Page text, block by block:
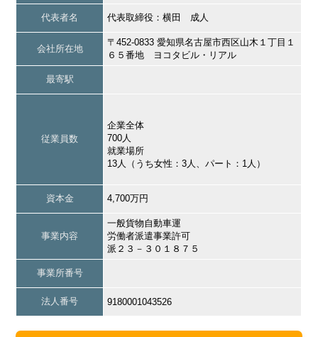
代表者名 代表取締役：横田 成人
会社所在地
〒452-0833 愛知県名古屋市西区山木１丁目１
６５番地 ヨコタビル・リアル
最寄駅
従業員数
企業全体
700人
就業場所
13人（うち女性：3人、パート：1人）
資本金 4,700万円
事業内容
一般貨物自動車運
労働者派遣事業許可
派２３－３０１８７５
事業所番号
法人番号 9180001043526